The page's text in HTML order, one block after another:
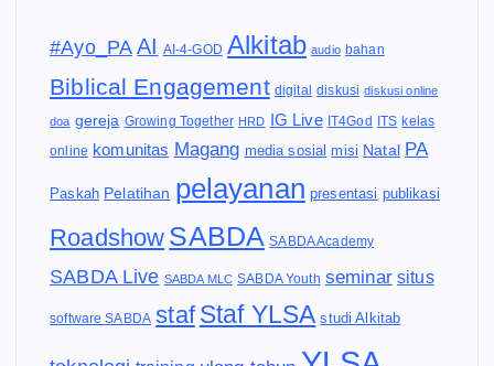
#Ayo_PA AI AI-4-GOD Alkitab audio bahan
Biblical Engagement digital diskusi diskusi online
doa gereja Growing Together HRD IG Live IT4God ITS kelas
online komunitas Magang media sosial misi Natal PA
Paskah Pelatihan pelayanan presentasi publikasi
Roadshow SABDA SABDA Academy
SABDA Live SABDA MLC SABDA Youth seminar situs
software SABDA staf Staf YLSA studi Alkitab